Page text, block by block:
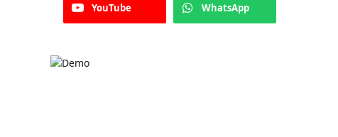
YouTube WhatsApp